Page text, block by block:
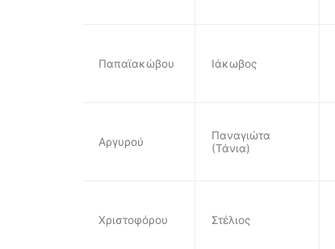
Παπαϊακώβου Ιάκωβος
Αργυρού
Παναγιώτα
(Τάνια)
Χριστοφόρου Στέλιος